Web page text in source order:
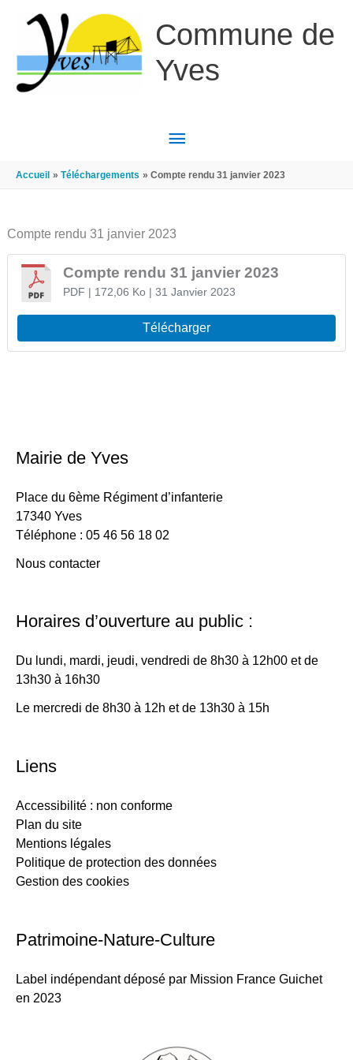
Commune de
Yves
MENU
PRINCIPAL
Accueil Téléchargements Compte rendu 31 janvier 2023
Compte rendu 31 janvier 2023
Compte rendu 31 janvier 2023
PDF | 172,06 Ko| 31 Janvier 2023
Télécharger
Mairie de Yves
Place du 6ème Régiment d’infanterie
17340 Yves
Téléphone : 05 46 56 18 02
Nous contacter
Horaires d’ouverture au public :
Du lundi, mardi, jeudi, vendredi de 8h30 à 12h00 et de
13h30 à 16h30
Le mercredi de 8h30 à 12h et de 13h30 à 15h
Liens
Accessibilité : non conforme
Plan du site
Mentions légales
Politique de protection des données
Gestion des cookies
Patrimoine-Nature-Culture
Label indépendant déposé par Mission France Guichet
en 2023